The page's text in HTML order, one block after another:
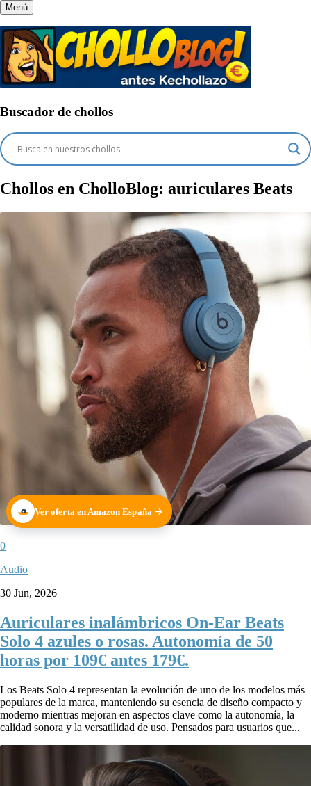
Menú
Buscador de chollos
Chollos en CholloBlog: auriculares Beats
Ver oferta en Amazon España
0
Audio
30 Jun, 2026
Auriculares inalámbricos On-Ear Beats
Solo 4 azules o rosas. Autonomía de 50
horas por 109€ antes 179€.
Los Beats Solo 4 representan la evolución de uno de los modelos más
populares de la marca, manteniendo su esencia de diseño compacto y
moderno mientras mejoran en aspectos clave como la autonomía, la
calidad sonora y la versatilidad de uso. Pensados para usuarios que...